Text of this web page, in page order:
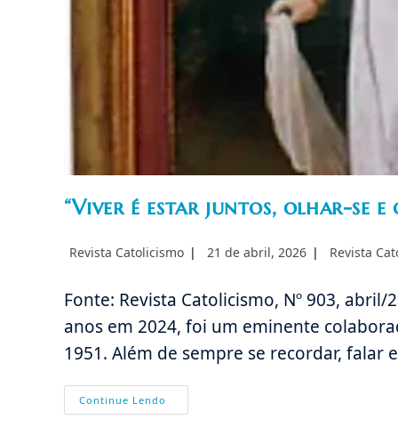
“Viver é estar juntos, olhar-se e
Autor
Revista Catolicismo
Post
21 de abril, 2026
Categoria
Revista
Fonte: Revista Catolicismo, Nº 903,
anos em 2024, foi um eminente
1951. Além de sempre se recordar, falar
Continue Lendo
É